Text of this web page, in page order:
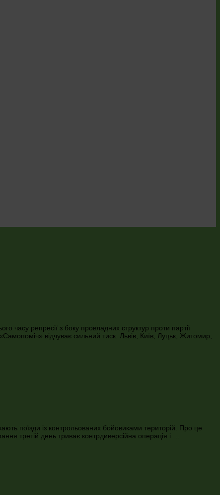
часу репресії з боку провладних структур проти партії
відчуває сильний тиск. Львів, Київ, Луцьк, Житомир,
поїзди із контрольованих бойовиками територій. Про це
третій день триває контрдиверсійна операція і …